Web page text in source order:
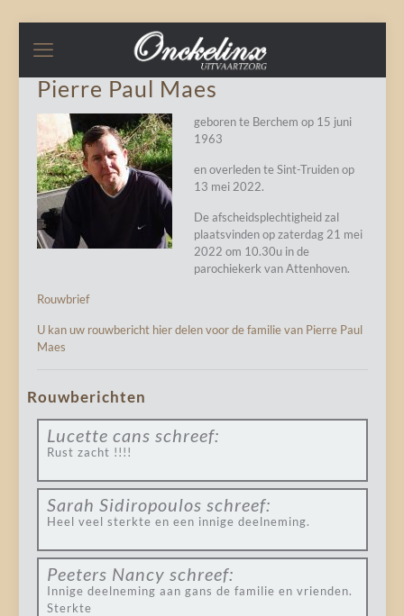
Pierre Paul Maes
geboren te Berchem op 15 juni
1963
en overleden te Sint-Truiden op
13 mei 2022.
De afscheidsplechtigheid zal
plaatsvinden op zaterdag 21 mei
2022 om 10.30u in de
parochiekerk van Attenhoven.
Rouwbrief
U kan uw rouwbericht hier delen voor de familie van Pierre Paul
Maes
Rouwberichten
Lucette cans schreef:
Rust zacht !!!!
Sarah Sidiropoulos schreef:
Heel veel sterkte en een innige deelneming.
Peeters Nancy schreef:
Innige deelneming aan gans de familie en vrienden.
Sterkte